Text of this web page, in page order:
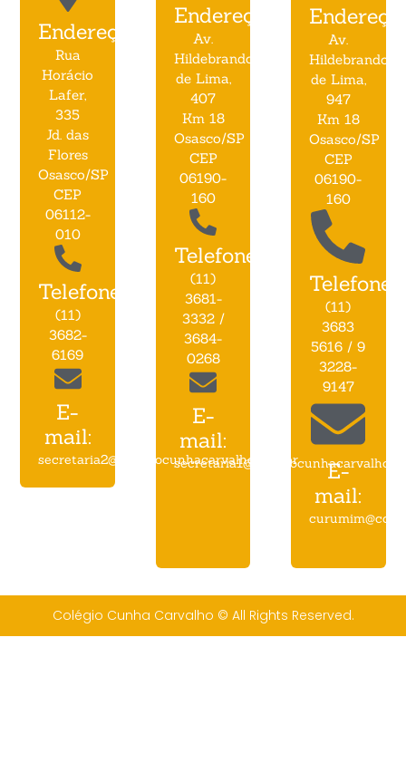
Endereço:
Av.
Hildebrando
de Lima,
947
Km 18
Osasco/SP
CEP
06190-
160
Telefone:
(11)
3683
5616 / 9
3228-
9147
E-
mail:
Endereço:
Av.
Hildebrando
de Lima,
407
Km 18
Osasco/SP
CEP
06190-
160
Telefone:
(11)
3681-
3332 /
3684-
0268
E-
mail:
Endereço:
Rua
Horácio
Lafer,
335
Jd. das
Flores
Osasco/SP
CEP
06112-
010
Telefone:
(11)
3682-
6169
E-
mail:
secretaria2@colegiocunhacarvalho.com.br
Colégio Cunha Carvalho © All Rights Reserved.